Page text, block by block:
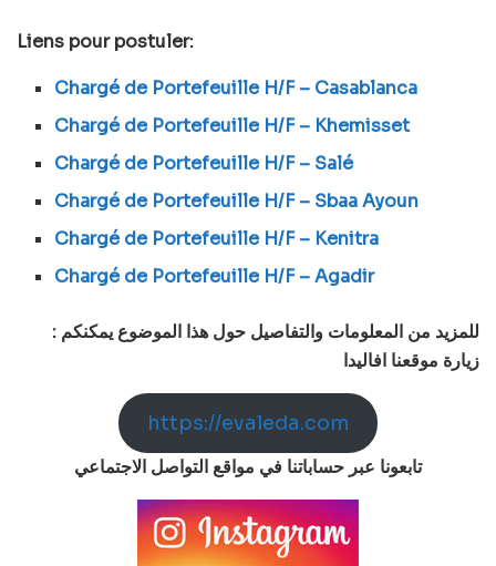
Liens pour postuler:
Chargé de Portefeuille H/F – Casablanca
Chargé de Portefeuille H/F – Khemisset
Chargé de Portefeuille H/F – Salé
Chargé de Portefeuille H/F – Sbaa Ayoun
Chargé de Portefeuille H/F – Kenitra
Chargé de Portefeuille H/F – Agadir
: للمزيد من المعلومات والتفاصيل حول هذا الموضوع يمكنكم
زيارة موقعنا افاليدا
https://evaleda.com
تابعونا عبر حساباتنا في مواقع التواصل الاجتماعي